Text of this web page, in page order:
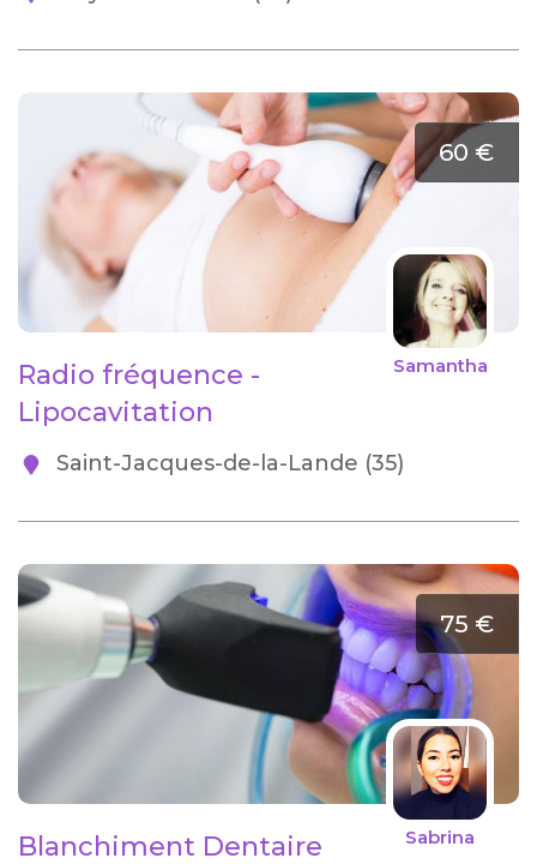
60 €
Samantha
Radio fréquence -
Lipocavitation
Saint-Jacques-de-la-Lande (35)
75 €
Sabrina
Blanchiment Dentaire